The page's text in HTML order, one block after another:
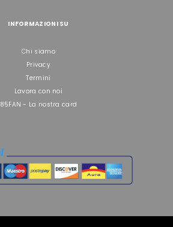
INFORMAZIONI SU
Chi siamo
Privacy
Termini
Lavora con noi
85FAN - La nostra card